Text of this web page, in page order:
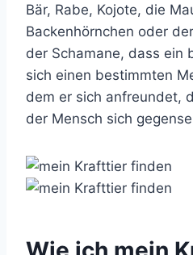
Bär, Rabe, Kojote, die
Backenhörnchen oder
der Schamane, dass ein
sich einen bestimmten
dem er sich anfreundet,
der Mensch sich